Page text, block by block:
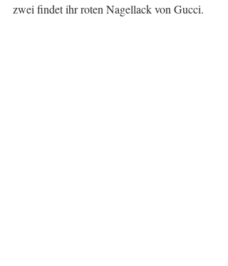
zwei findet ihr roten Nagellack von Gucci.